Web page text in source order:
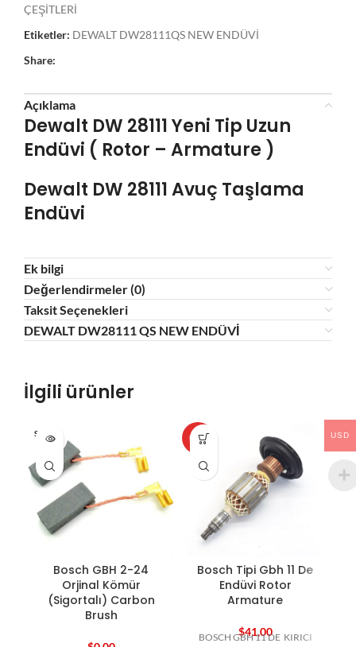
ÇEŞİTLERİ
Etiketler: DEWALT DW28111QS NEW ENDÜVİ
Share:
Açıklama
Dewalt DW 28111 Yeni Tip Uzun
Endüvi ( Rotor – Armature )
Dewalt DW 28111Avuç Taşlama
Endüvi
Ek bilgi
Değerlendirmeler (0)
Taksit Seçenekleri
DEWALT DW28111 QS NEW ENDÜVİ
İlgili ürünler
SOLD O
UT
Bosch GBH 2-24
Orjinal Kömür
(Sigortalı) Carbon
Brush
HOT
Bosch Tipi Gbh 11 De
Endüvi Rotor
Armature
$41,00
BOSCH GBH 11 DE KIRICI
USD